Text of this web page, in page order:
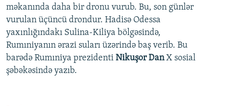
məkanında daha bir dronu vurub. Bu, son günlər
vurulan üçüncü drondur. Hadisə Odessa
yaxınlığındakı Sulina-Kiliya bölgəsində,
Rumıniyanın ərazi suları üzərində baş verib. Bu
barədə Rumıniya prezidenti Nikuşor DanX sosial
şəbəkəsində yazıb.